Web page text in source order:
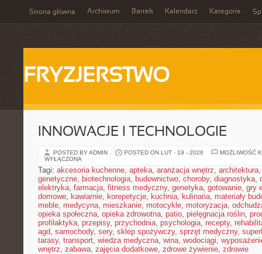
Strona główna Archiwum Bartek Kalendarz Kategorie
FRYZJERSTWO
INNOWACJE I TECHNOLOGIE
POSTED BY ADMIN POSTED ON LUT - 19 - 2026
MOŻLIWOŚĆ
WYŁĄCZONA
Tagi: akcesoria kuchenne, apteka, aranżacja wnętrz, architektura
genetyczne, biotechnologia, budownictwo, choroby, diagnostyka,
elektryka, farmacja, fitness medyczny, genetyka, gotowanie, gry
domowe, kawiarnie, korepetycje, kuchnia, kulinaria, materiały
meble, medycyna, mieszkanie, motocykle, motoryzacja,
opieka społeczna, opieka zdrowotna, patio, pielęgnacja roślin,
profilaktyka, przepisy, przychodnia, psychologia, recepty,
agd, samochody, sery, sklep spożywczy, sprzęt medyczny,
tarasy, transport, wiedza medyczna, wina, wodociągi,
wnętrz, zabawa, zajęcia dodatkowe, zdrowe żywienie, zdrowie